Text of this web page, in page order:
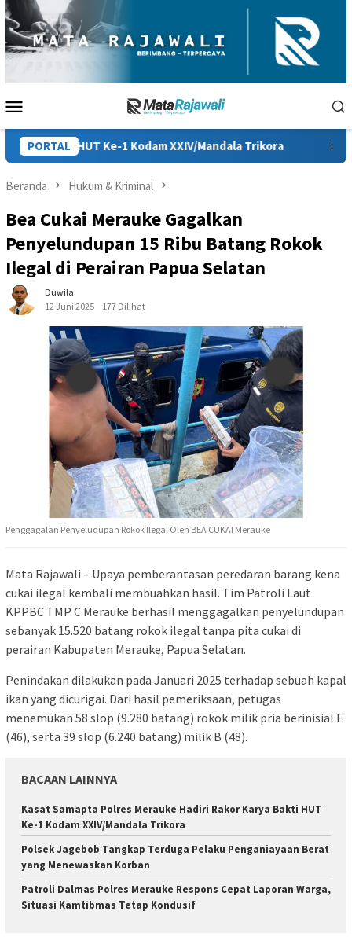
Loncat
ke
konten
Mobile
PORTAL
XXIV/Mandala Trikora Persiapan HUT ke-81 RI di
Beranda Hukum & Kriminal
Bea Cukai Merauke Gagalkan
Penyelundupan 15 Ribu Batang Rokok
Ilegal di Perairan Papua Selatan
Duwila
12 Juni 2025
177 Dilihat
Penggagalan Penyeludupan Rokok Ilegal Oleh BEA CUKAI Merauke
Mata Rajawali – Upaya pemberantasan peredaran barang kena
cukai ilegal kembali membuahkan hasil. Tim Patroli Laut
KPPBC TMP C Merauke berhasil menggagalkan penyelundupan
sebanyak 15.520 batang rokok ilegal tanpa pita cukai di
perairan Kabupaten Merauke, Papua Selatan.
Penindakan dilakukan pada Januari 2025 terhadap sebuah kapal
ikan yang dicurigai. Dari hasil pemeriksaan, petugas
menemukan 58 slop (9.280 batang) rokok milik pria berinisial E
(46), serta 39 slop (6.240 batang) milik B (48).
BACAAN LAINNYA
Kasat Samapta Polres Merauke Hadiri Rakor Karya Bakti HUT
Ke-1 Kodam XXIV/Mandala Trikora
Polsek Jagebob Tangkap Terduga Pelaku Penganiayaan Berat
yang Menewaskan Korban
Patroli Dalmas Polres Merauke Respons Cepat Laporan Warga,
Situasi Kamtibmas Tetap Kondusif